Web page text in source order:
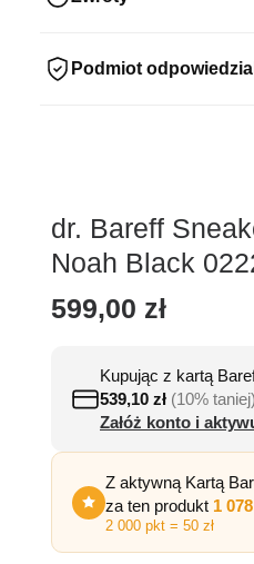
Podmiot
dr. Bareff
Noah Black
599,00 zł
Kupując z kartą
539,10 zł (10% taniej)
Załóż konto i
Z aktywną Kartą
za ten produkt 1
2 000 pkt = 50 zł